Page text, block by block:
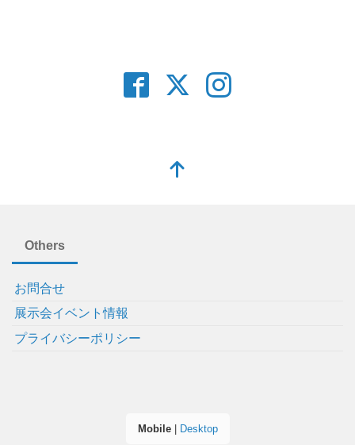
Others
お問合せ
展示会イベント情報
プライバシーポリシー
Mobile| Desktop